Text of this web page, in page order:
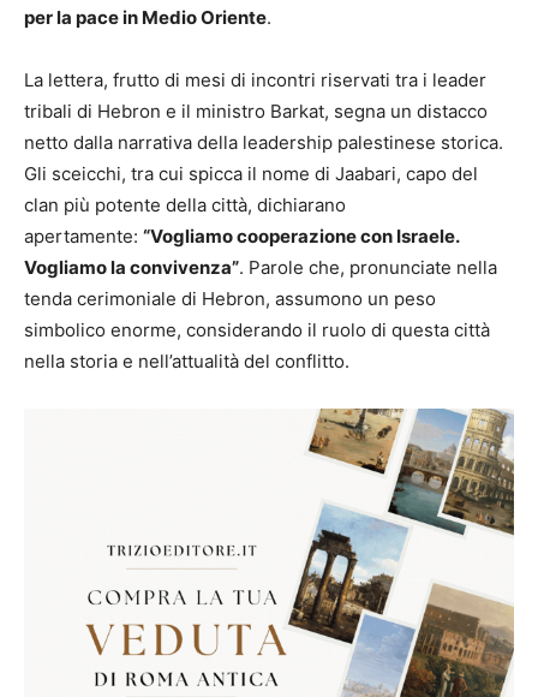
per la pace in Medio Oriente.
La lettera, frutto di mesi di incontri riservati tra i leader
tribali di Hebron e il ministro Barkat, segna un distacco
netto dalla narrativa della leadership palestinese storica.
Gli sceicchi, tra cui spicca il nome di Jaabari, capo del
clan più potente della città, dichiarano
apertamente: “Vogliamo cooperazione con Israele.
Vogliamo la convivenza”. Parole che, pronunciate nella
tenda cerimoniale di Hebron, assumono un peso
simbolico enorme, considerando il ruolo di questa città
nella storia e nell’attualità del conflitto.